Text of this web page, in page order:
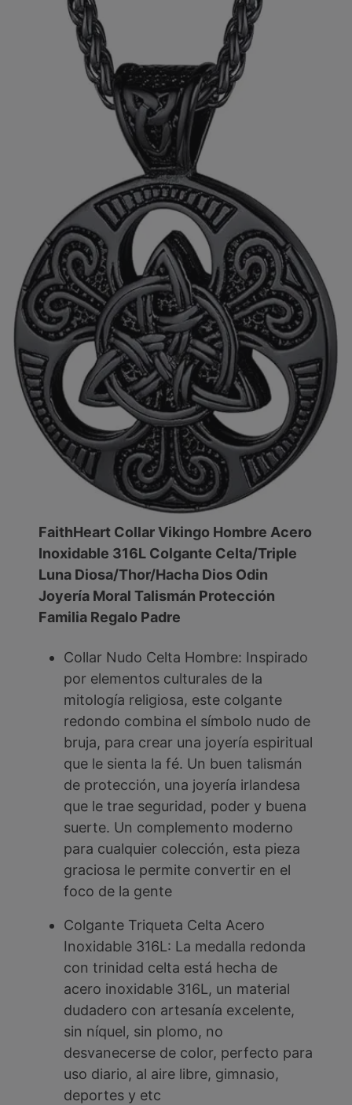
FaithHeart Collar Vikingo Hombre Acero
Inoxidable 316L Colgante Celta/Triple
Luna Diosa/Thor/Hacha Dios Odin
Joyería Moral Talismán Protección
Familia Regalo Padre
Collar Nudo Celta Hombre: Inspirado
por elementos culturales de la
mitología religiosa, este colgante
redondo combina el símbolo nudo de
bruja, para crear una joyería espiritual
que le sienta la fé. Un buen talismán
de protección, una joyería irlandesa
que le trae seguridad, poder y buena
suerte. Un complemento moderno
para cualquier colección, esta pieza
graciosa le permite convertir en el
foco de la gente
Colgante Triqueta Celta Acero
Inoxidable 316L: La medalla redonda
con trinidad celta está hecha de
acero inoxidable 316L, un material
dudadero con artesanía excelente,
sin níquel, sin plomo, no
desvanecerse de color, perfecto para
uso diario, al aire libre, gimnasio,
deportes y etc